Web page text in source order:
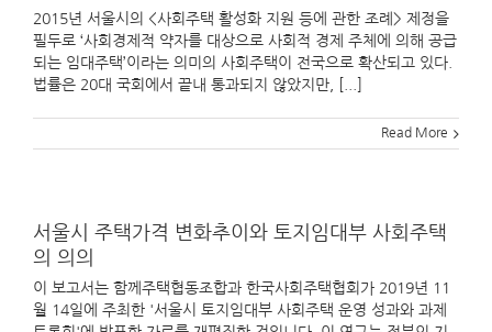
2015년 서울시의 <사회주택 활성화 지원 등에 관한 조례> 제정을
필두로 ‘사회경제적 약자를 대상으로 사회적 경제 주체에 의해 공급
되는 임대주택’이라는 의미의 사회주택이 전국으로 확산되고 있다.
법률은 20대 국회에서 끝내 통과되지 않았지만, [...]
Read More
서울시 주택가격 변화추이와 토지임대부 사회주택
의 의의
이 보고서는 함께주택협동조합과 한국사회주택협회가 2019년 11
월 14일에 주최한 '서울시 토지임대부 사회주택 운영 성과와 과제